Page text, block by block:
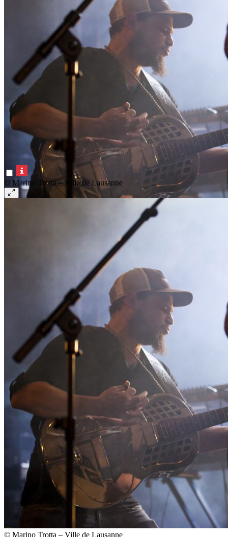
© Marino Trotta – Ville de Lausanne
© Marino Trotta – Ville de Lausanne